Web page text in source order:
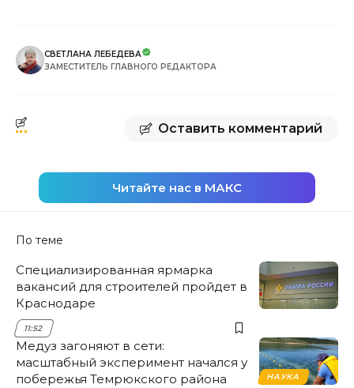
СВЕТЛАНА ЛЕБЕДЕВА
ЗАМЕСТИТЕЛЬ ГЛАВНОГО РЕДАКТОРА
Оставить комментарий
Читайте нас в МАКС
По теме
Специализированная ярмарка
вакансий для строителей пройдет в
Краснодаре
11:52
НАУКА
Медуз загоняют в сети:
масштабный эксперимент начался у
побережья Темрюкского района